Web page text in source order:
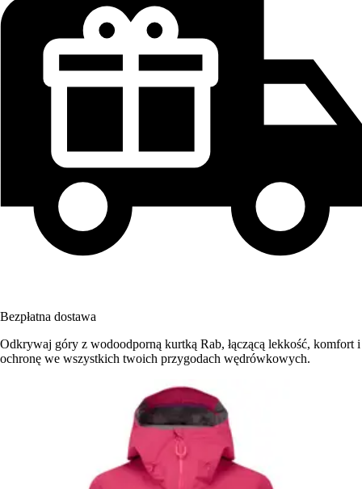
Bezpłatna dostawa
Odkrywaj góry z wodoodporną kurtką Rab, łączącą lekkość, komfort i
ochronę we wszystkich twoich przygodach wędrówkowych.